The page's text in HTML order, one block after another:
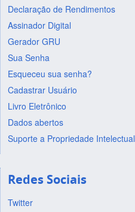
Declaração de Rendimentos
Assinador Digital
Gerador GRU
Sua Senha
Esqueceu sua senha?
Cadastrar Usuário
Livro Eletrônico
Dados abertos
Suporte a Propriedade Intelectual
Redes Sociais
Twitter